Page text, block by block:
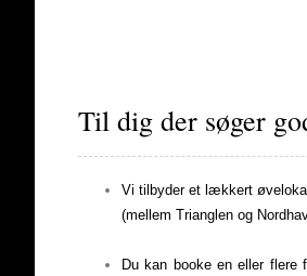
Til dig der søger
Vi tilbyder et lækkert
(mellem Trianglen og
Du kan booke en eller flere